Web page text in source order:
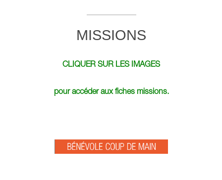
MISSIONS
CLIQUER SUR LES IMAGES
pour accéder aux fiches missions.